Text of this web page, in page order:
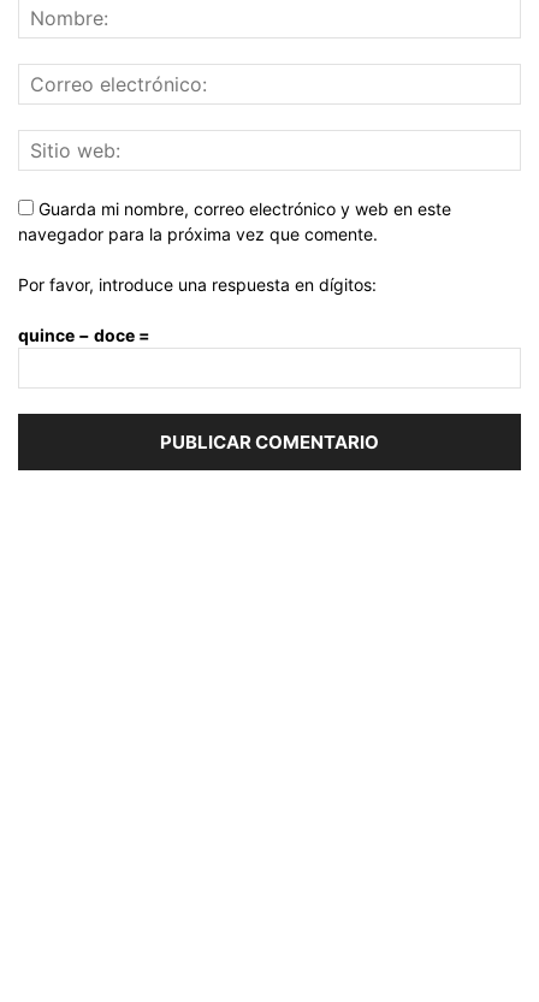
Guarda mi nombre, correo electrónico y web en este
navegador para la próxima vez que comente.
Por favor, introduce una respuesta en dígitos:
quince − doce =